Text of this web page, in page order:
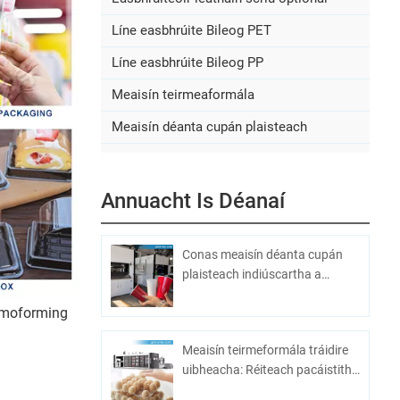
Líne easbhrúite Bileog PET
Líne easbhrúite Bileog PP
Meaisín teirmeaformála
Meaisín déanta cupán plaisteach
Annuacht Is Déanaí
Conas meaisín déanta cupán
plaisteach indiúscartha a
Meaisín teirmeformála tráidire
uibheacha: Réiteach pacáistithe